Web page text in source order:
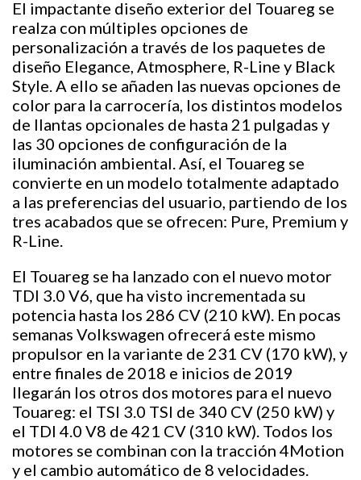
El impactante diseño exterior del Touareg se
realza con múltiples opciones de
personalización a través de los paquetes de
diseño Elegance, Atmosphere, R-Line y Black
Style. A ello se añaden las nuevas opciones de
color para la carrocería, los distintos modelos
de llantas opcionales de hasta 21 pulgadas y
las 30 opciones de configuración de la
iluminación ambiental. Así, el Touareg se
convierte en un modelo totalmente adaptado
a las preferencias del usuario, partiendo de los
tres acabados que se ofrecen: Pure, Premium y
R-Line.
El Touareg se ha lanzado con el nuevo motor
TDI 3.0 V6, que ha visto incrementada su
potencia hasta los 286 CV (210 kW). En pocas
semanas Volkswagen ofrecerá este mismo
propulsor en la variante de 231 CV (170 kW), y
entre finales de 2018 e inicios de 2019
llegarán los otros dos motores para el nuevo
Touareg: el TSI 3.0 TSI de 340 CV (250 kW) y
el TDI 4.0 V8 de 421 CV (310 kW). Todos los
motores se combinan con la tracción 4Motion
y el cambio automático de 8 velocidades.